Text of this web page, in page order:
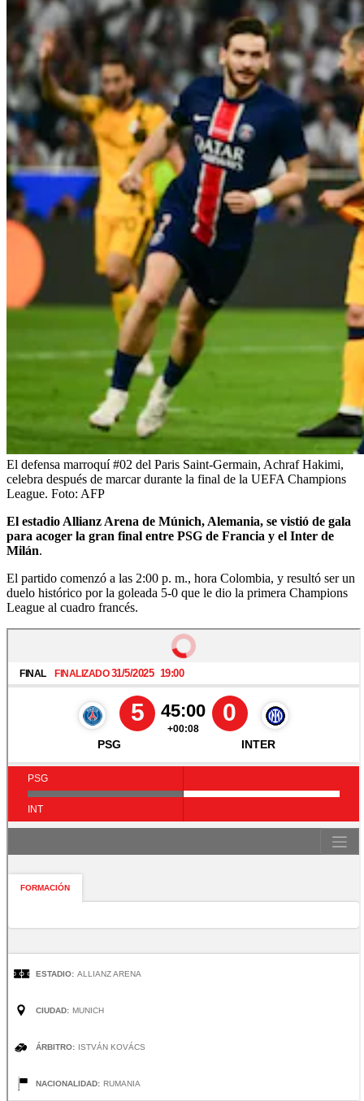
El defensa marroquí #02 del Paris Saint-Germain, Achraf Hakimi,
celebra después de marcar durante la final de la UEFA Champions
League. Foto: AFP
El estadio Allianz Arena de Múnich, Alemania, se vistió de gala
para acoger la gran final entre PSG de Francia y el Inter de
Milán.
El partido comenzó a las 2:00 p. m., hora Colombia, y resultó ser un
duelo histórico por la goleada 5-0 que le dio la primera Champions
League al cuadro francés.